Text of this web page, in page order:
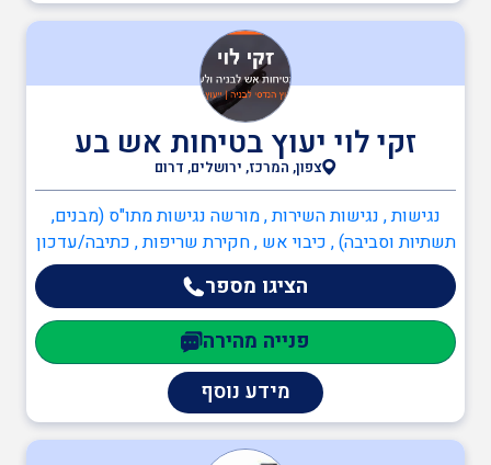
מהנדסים והנדסאים
מעבדות מוסמכות
זקי לוי יעוץ בטיחות אש בע
צפון, המרכז, ירושלים, דרום
נגישות , נגישות השירות , מורשה נגישות מתו"ס (מבנים,
תשתיות וסביבה) , כיבוי אש , חקירת שריפות , כתיבה/עדכון
תיק שטח , כתיבה/עדכון תיק מפעל , תכנון מערכי בטיחות
אש , יועץ בטיחות אש , ממונה בטיחות אש
הציגו מספר
פנייה מהירה
מידע נוסף